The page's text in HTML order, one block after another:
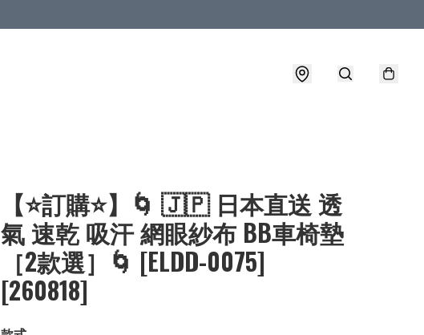
【⭐訂購⭐】🌀 🇯🇵 日本直送 透
氣 速乾 吸汗 網眼紗布 BB車椅墊
［2款選］🌀 [ELDD-0075]
[260818]